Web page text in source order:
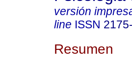
versión
line ISSN
Resumen